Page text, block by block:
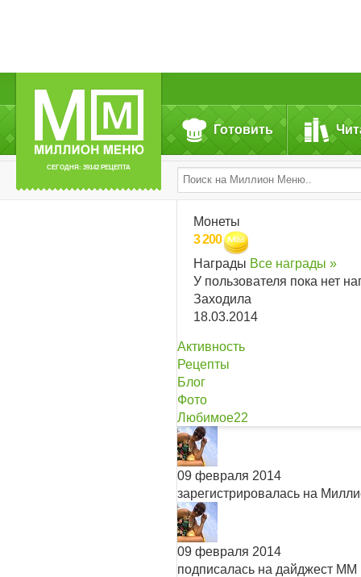
СЕГОДНЯ: 39142 РЕЦЕПТА
Готовить
Монеты
3 200
Награды Все награды »
У пользователя пока нет
Заходила
18.03.2014
Активность
Рецепты
Блог
Фото
Любимое22
09 февраля 2014
зарегистрировалась на
09 февраля 2014
подписалась на дайджест ММ